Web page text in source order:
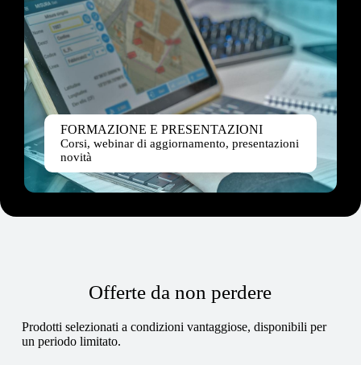
FORMAZIONE E PRESENTAZIONI
Corsi, webinar di aggiornamento, presentazioni
novità
Offerte da non perdere
Prodotti selezionati a condizioni vantaggiose, disponibili per
un periodo limitato.